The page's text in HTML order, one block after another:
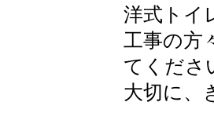
洋式トイ
工事の方
てくださ
大切に、